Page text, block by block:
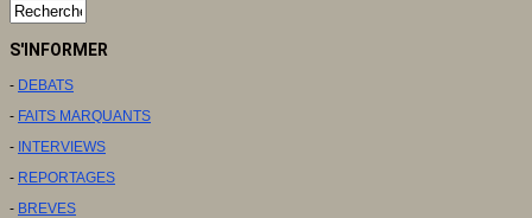
S'INFORMER
- DEBATS
- FAITS MARQUANTS
- INTERVIEWS
- REPORTAGES
- BREVES